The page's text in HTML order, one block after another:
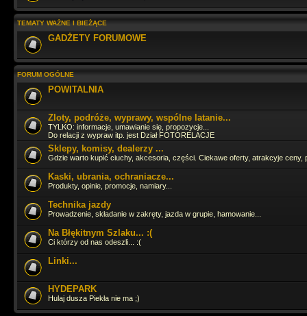
Jaki tu spokój
wow... przegapiłem.. cos tu sie działo
Szybko leci. Dobrze, że zglądasz raz w roku
Cześć Panowie jak tam życie ? Ostatnia moja wizyta tu to 16.06.2024
Pojeździłbym już GruSXR
jakoś pitbike jest fajny, ale duże moto i
adrenalinki
hahah
Straszny ruch się tutaj zrobił
Zagląda, zagląda
Ja fejsbóczka nie mam wiec tutaj zagladam bo i tak odpalaja mi sie 3
TEMATY WAŻNE I BIEŻĄCE
GADŻETY FORUMOWE
FORUM OGÓLNE
POWITALNIA
Zloty, podróże, wyprawy, wspólne latanie...
TYLKO: informacje, umawianie się, propozycje...
Do relacji z wypraw itp. jest Dział FOTORELACJE
Sklepy, komisy, dealerzy ...
Gdzie warto kupić ciuchy, akcesoria, części. Ciekawe oferty, atrakcyje ceny,
Kaski, ubrania, ochraniacze...
Produkty, opinie, promocje, namiary...
Technika jazdy
Prowadzenie, składanie w zakręty, jazda w grupie, hamowanie...
Na Błękitnym Szlaku... :(
Ci którzy od nas odeszli... :(
Linki...
HYDEPARK
Hulaj dusza Piekła nie ma ;)